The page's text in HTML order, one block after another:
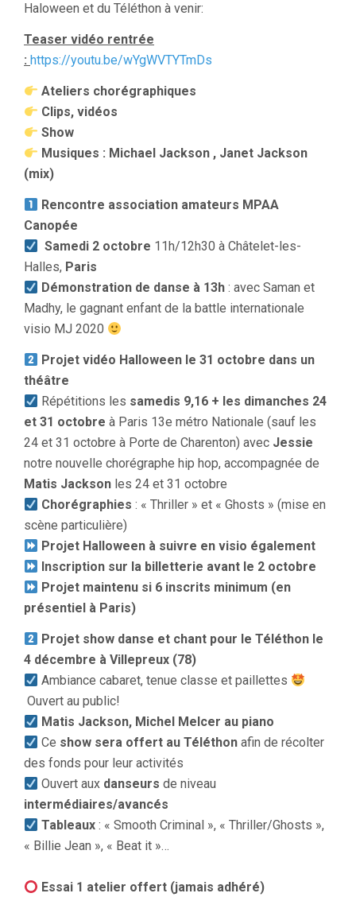
Haloween et du Téléthon à venir:
Teaser vidéo rentrée
: https://youtu.be/wYgWVTYTmDs
Ateliers chorégraphiques
Clips, vidéos
Show
Musiques : Michael Jackson , Janet Jackson
(mix)
Rencontre association amateurs MPAA
Canopée
Samedi 2 octobre 11h/12h30 à Châtelet-les-
Halles, Paris
Démonstration de danse à 13h : avec Saman et
Madhy, le gagnant enfant de la battle internationale
visio MJ 2020
Projet vidéo Halloween le 31 octobre dans un
théâtre
Répétitions les samedis 9,16 + les dimanches 24
et 31 octobre à Paris 13e métro Nationale (sauf les
24 et 31 octobre à Porte de Charenton) avec Jessie
notre nouvelle chorégraphe hip hop, accompagnée de
Matis Jackson les 24 et 31 octobre
Chorégraphies: « Thriller » et « Ghosts » (mise en
scène particulière)
Projet Halloween à suivre en visio également
Inscription sur la billetterie avant le 2 octobre
Projet maintenu si 6 inscrits minimum (en
présentiel à Paris)
Projet show danse et chant pour le Téléthon le
4 décembre à Villepreux (78)
Ambiance cabaret, tenue classe et paillettes
Ouvert au public!
Matis Jackson, Michel Melcer au piano
Ce show sera offert au Téléthon afin de récolter
des fonds pour leur activités
Ouvert aux danseursde niveau
intermédiaires/avancés
Tableaux: « Smooth Criminal », « Thriller/Ghosts »,
« Billie Jean », « Beat it »…
Essai 1 atelier offert (jamais adhéré)